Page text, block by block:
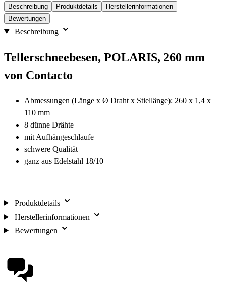
Beschreibung Produktdetails
Herstellerinformationen
Bewertungen
Beschreibung
Tellerschneebesen, POLARIS, 260 mm
von Contacto
Abmessungen (Länge x Ø Draht x Stiellänge): 260 x 1,4 x
110 mm
8 dünne Drähte
mit Aufhängeschlaufe
schwere Qualität
ganz aus Edelstahl 18/10
Produktdetails
Herstellerinformationen
Bewertungen